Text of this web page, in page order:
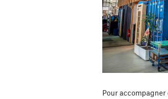
Pour accompagner